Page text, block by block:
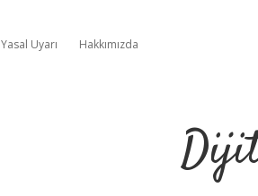
Yasal Uyarı Hakkımızda